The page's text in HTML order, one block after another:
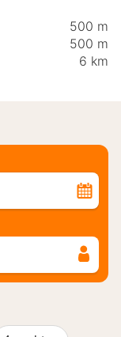
500 m
500 m
6 km